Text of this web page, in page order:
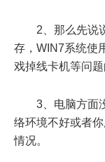
2、那么先说
存，WIN7系统使
戏掉线卡机等问
3、电脑方面
络环境不好或者
情况。